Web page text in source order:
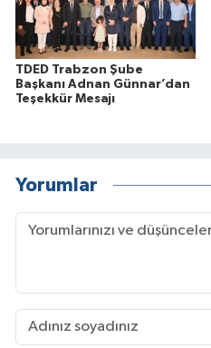
TDED Trabzon Şube
Başkanı Adnan Günnar’dan
Teşekkür Mesajı
Yorumlar